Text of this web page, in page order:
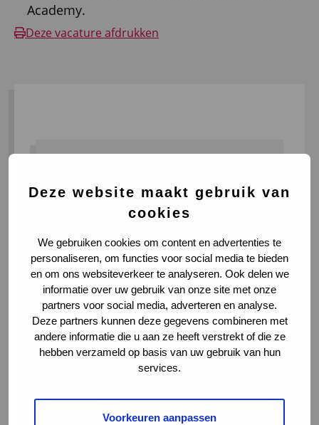
Deze website maakt gebruik van
cookies
We gebruiken cookies om content en advertenties te
personaliseren, om functies voor social media te bieden
en om ons websiteverkeer te analyseren. Ook delen we
informatie over uw gebruik van onze site met onze
partners voor social media, adverteren en analyse.
Deze partners kunnen deze gegevens combineren met
andere informatie die u aan ze heeft verstrekt of die ze
hebben verzameld op basis van uw gebruik van hun
services.
Voorkeuren aanpassen
Academy.
Deze vacature afdrukken
vacature?